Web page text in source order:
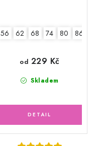
56 62 68 74 80 86
Skladem
od 229 Kč